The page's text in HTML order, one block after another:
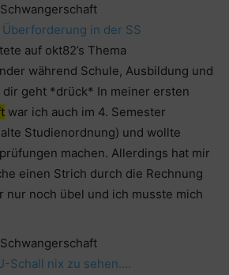
in der SS
auf okt82’s Thema
während Schule, Ausbildung und
geht *drück* In meiner ersten
war ich auch im 4. Semester
Studienordnung) und wollte
machen. Allerdings hat mir
einen Strich durch die Rechnung
nur noch übel und ich musste mich
Schall nix zu sehen….